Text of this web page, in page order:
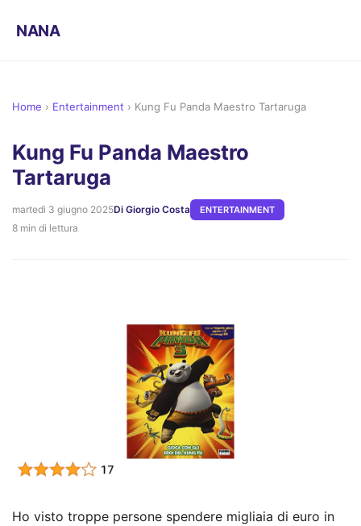
NANA
Home › Entertainment › Kung Fu Panda Maestro Tartaruga
Kung Fu Panda Maestro
Tartaruga
martedì 3 giugno 2025Di Giorgio Costa ENTERTAINMENT
8 min di lettura
Ho visto troppe persone spendere migliaia di euro in